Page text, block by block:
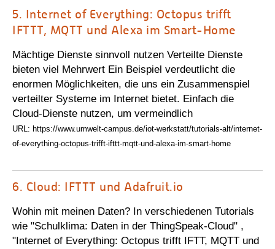
5. Internet of Everything: Octopus trifft
IFTTT, MQTT und Alexa im Smart-Home
Mächtige Dienste sinnvoll nutzen Verteilte Dienste
bieten viel Mehrwert Ein Beispiel verdeutlicht die
enormen Möglichkeiten, die uns ein Zusammenspiel
verteilter Systeme im Internet bietet. Einfach die
Cloud-Dienste nutzen, um vermeindlich
URL: https://www.umwelt-campus.de/iot-werkstatt/tutorials-alt/internet-
of-everything-octopus-trifft-ifttt-mqtt-und-alexa-im-smart-home
6. Cloud: IFTTT und Adafruit.io
Wohin mit meinen Daten? In verschiedenen Tutorials
wie "Schulklima: Daten in der ThingSpeak-Cloud" ,
"Internet of Everything: Octopus trifft IFTT, MQTT und